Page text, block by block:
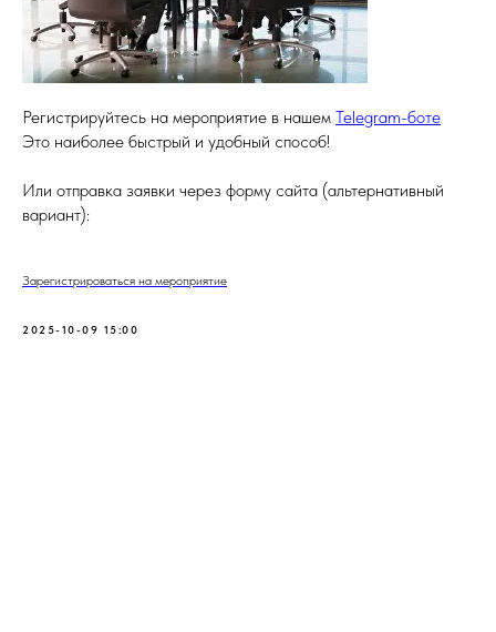
Регистрируйтесь на мероприятие в нашем Telegram-боте
Это наиболее быстрый и удобный способ!
Или отправка заявки через форму сайта (альтернативный
вариант):
Зарегистрироваться на мероприятие
2025-10-09 15:00